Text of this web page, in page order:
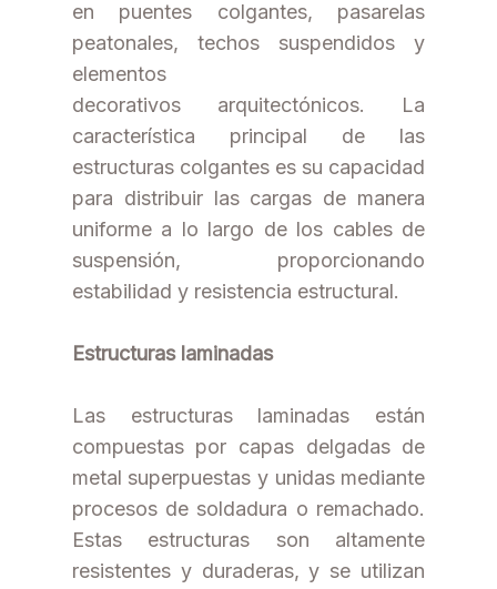
en puentes colgantes, pasarelas
peatonales, techos suspendidos y
elementos
decorativos arquitectónicos. La
característica principal de las
estructuras colgantes es su capacidad
para distribuir las cargas de manera
uniforme a lo largo de los cables de
suspensión, proporcionando
estabilidad y resistencia estructural.
Estructuras laminadas
Las estructuras laminadas están
compuestas por capas delgadas de
metal superpuestas y unidas mediante
procesos de soldadura o remachado.
Estas estructuras son altamente
resistentes y duraderas, y se utilizan